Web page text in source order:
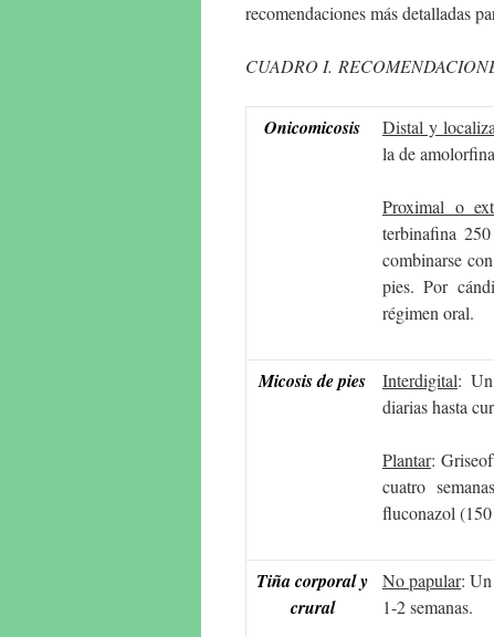
recomendaciones más detalladas
CUADRO I.
Onicomicosis Distal y
la de
Proximal o
terbinafina
combinarse
pies. Por
régimen oral.
Micosis de pies Interdigital:
diarias hasta
Plantar:
cuatro
fluconazol (150
Tiña corporal y
crural
No papular:
1-2 semanas.